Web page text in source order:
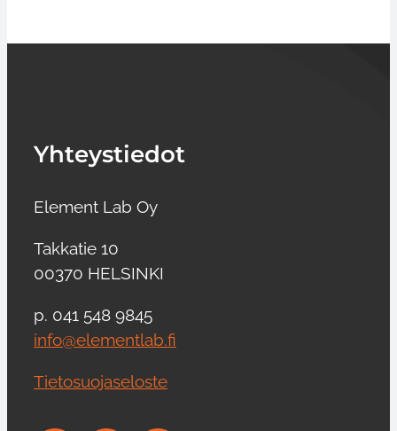
Yhteystiedot
Element Lab Oy
Takkatie 10
00370 HELSINKI
p. 041 548 9845
info@elementlab.fi
Tietosuojaseloste